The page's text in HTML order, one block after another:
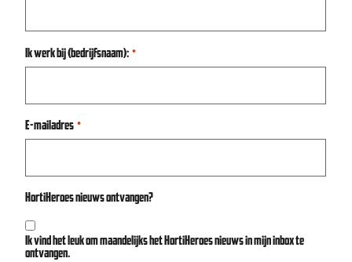
Ik werk bij (bedrijfsnaam): *
E-mailadres *
HortiHeroes nieuws ontvangen?
Ik vind het leuk om maandelijks het HortiHeroes nieuws in mijn inbox te
ontvangen.